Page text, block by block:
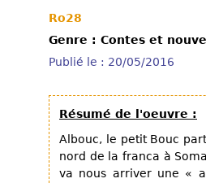
Ro28
Genre : Contes et
Publié le : 20/05/2016
Résumé de l'oeuvre :
Albouc, le petit Bouc
nord de la franca à
va nous arriver une «